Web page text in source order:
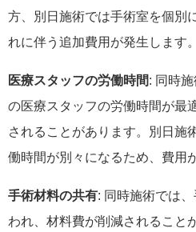
方、別日施術では手術室を個別
れに伴う追加費用が発生します。
医療スタッフの労働時間: 同時
の医療スタッフの労働時間が最
されることがあります。別日施
働時間が別々になるため、費用
手術材料の共有: 同時施術では
われ、材料費が削減されること